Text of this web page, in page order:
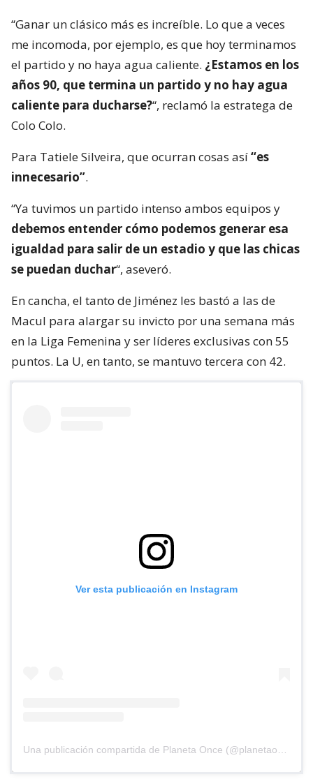
“Ganar un clásico más es increíble. Lo que a veces
me incomoda, por ejemplo, es que hoy terminamos
el partido y no haya agua caliente. ¿Estamos en los
años 90, que termina un partido y no hay agua
caliente para ducharse?“, reclamó la estratega de
Colo Colo.
Para Tatiele Silveira, que ocurran cosas así“es
innecesario”.
“Ya tuvimos un partido intenso ambos equipos y
debemos entender cómo podemos generar esa
igualdad para salir de un estadio y que las chicas
se puedan duchar“, aseveró.
En cancha, el tanto de Jiménez les bastó a las de
Macul para alargar su invicto por una semana más
en la Liga Femenina y ser líderes exclusivas con 55
puntos. La U, en tanto, se mantuvo tercera con 42.
Ver esta publicación en Instagram